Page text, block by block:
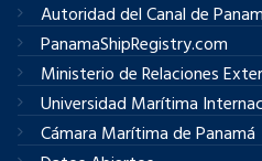
Autoridad del Canal de
PanamaShipRegistry.com
Ministerio de Relaciones
Universidad Marítima
Cámara Marítima de Panamá